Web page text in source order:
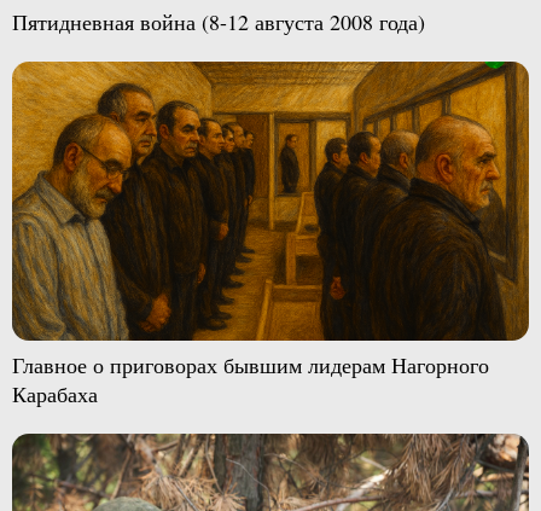
Пятидневная война (8-12 августа 2008 года)
Главное о приговорах бывшим лидерам Нагорного
Карабаха